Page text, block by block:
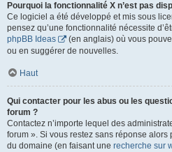
Pourquoi la fonctionnalité X n’est pas
Ce logiciel a été développé et mis sous
pensez qu’une fonctionnalité nécessite
phpBB Ideas
(en anglais) où vous
ou en suggérer de nouvelles.
Haut
Qui contacter pour les abus ou les
forum ?
Contactez n’importe lequel des
forum ». Si vous restez sans réponse
du domaine (en faisant une recherche sur